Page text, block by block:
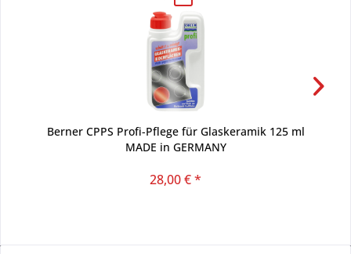
Berner CPPS Profi-Pflege für Glaskeramik 125 ml
MADE in GERMANY
28,00 € *